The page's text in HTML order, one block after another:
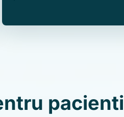
pacienti